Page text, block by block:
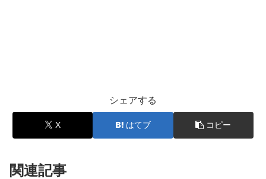
シェアする
X はてブ コピー
関連記事